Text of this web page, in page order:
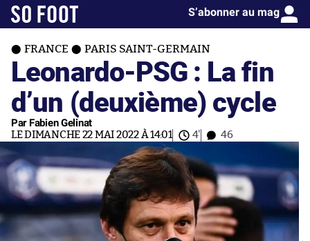
S’abonner au mag
FRANCE PARIS SAINT-GERMAIN
Leonardo-PSG : La fin
d’un (deuxième) cycle
Par Fabien Gelinat
LE DIMANCHE 22 MAI 2022 À 14:01 4' 46